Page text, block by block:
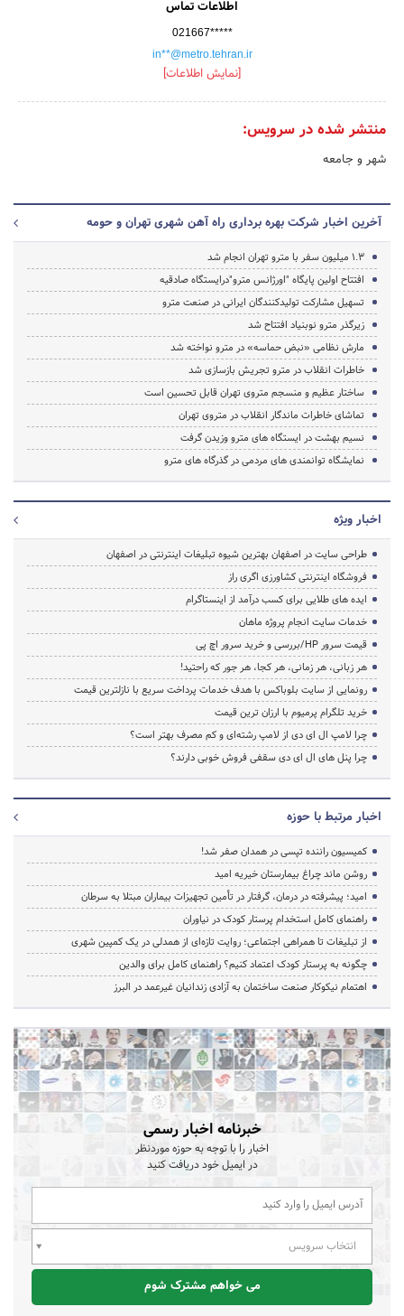
اطلاعات تماس
021667*****
in**@metro.tehran.ir
[نمایش اطلاعات]
منتشر شده در سرویس:
شهر و جامعه
آخرین اخبار شرکت بهره برداری راه آهن شهری تهران و حومه
1.3 میلیون سفر با مترو تهران انجام شد
افتتاح اولین پایگاه "اورژانس مترو"درایستگاه صادقیه
تسهیل مشارکت تولیدکنندگان ایرانی در صنعت مترو
زیرگذر مترو نوبنیاد افتتاح شد
مارش نظامی «نبض حماسه» در مترو نواخته شد
خاطرات انقلاب در مترو تجریش بازسازی شد
ساختار عظیم و منسجم متروی تهران قابل تحسین است
تماشای خاطرات ماندگار انقلاب در متروی تهران
نسیم بهشت در ایستگاه های مترو وزیدن گرفت
نمایشگاه توانمندی های مردمی در گذرگاه های مترو
اخبار ویژه
طراحی سایت در اصفهان بهترین شیوه تبلیغات اینترنتی در اصفهان
فروشگاه اینترنتی کشاورزی اگری راز
ایده های طلایی برای کسب درآمد از اینستاگرام
خدمات سایت انجام پروژه ماهان
قیمت سرور HP/بررسی و خرید سرور اچ پی
هر زبانی، هر زمانی، هر کجا، هر جور که راحتید!
رونمایی از سایت بلوباکس با هدف خدمات پرداخت سریع با نازلترین قیمت
خرید تلگرام پرمیوم با ارزان ترین قیمت
چرا لامپ ال ای دی از لامپ رشته‌ای و کم مصرف بهتر است؟
چرا پنل های ال ای دی سقفی فروش خوبی دارند؟
اخبار مرتبط با حوزه
کمیسیون راننده تپسی در همدان صفر شد!
روشن ماند چراغ بیمارستان خیریه امید
امید؛ پیشرفته در درمان، گرفتار در تأمین تجهیزات بیماران مبتلا به سرطان
راهنمای کامل استخدام پرستار کودک در نیاوران
از تبلیغات تا همراهی اجتماعی؛ روایت تازه‌ای از همدلی در یک کمپین شهری
چگونه به پرستار کودک اعتماد کنیم؟ راهنمای کامل برای والدین
اهتمام نیکوکار صنعت ساختمان به آزادی زندانیان غیرعمد در البرز
خبرنامه اخبار رسمی
اخبار را با توجه به حوزه موردنظر
در ایمیل خود دریافت کنید
انتخاب سرویس
می خواهم مشترک شوم